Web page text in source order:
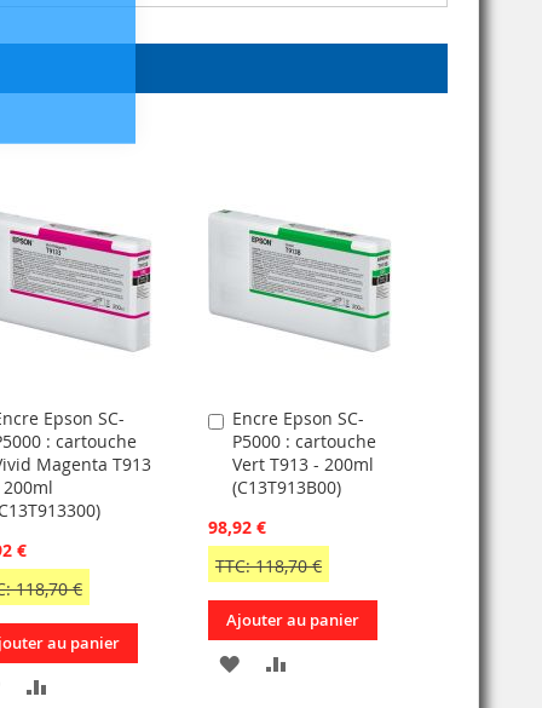
Epson SC-
: cartouche
Magenta T913
€
118,70 €
au panier
AJOUTER
Encre Epson SC-
P5000 : cartouche
Vert T913 - 200ml
(C13T913B00)
98,92 €
TTC: 118,70 €
Ajouter
au
panier
Ajouter au panier
AJOUTER